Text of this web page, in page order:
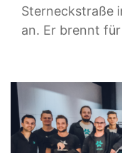
Sterneckstraße
an. Er brennt